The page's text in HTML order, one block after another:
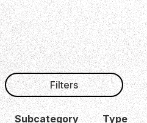
Filters
Subcategory Type